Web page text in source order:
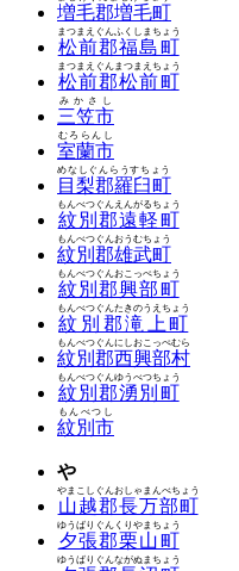
増毛郡増毛町
松前郡福島町
まつまえぐんふくしまちょう
松前郡松前町
まつまえぐんまつまえちょう
三笠市
みかさし
室蘭市
むろらんし
目梨郡羅臼町
めなしぐんらうすちょう
紋別郡遠軽町
もんべつぐんえんがるちょう
紋別郡雄武町
もんべつぐんおうむちょう
紋別郡興部町
もんべつぐんおこっぺちょう
紋別郡滝上町
もんべつぐんたきのうえちょう
紋別郡西興部村
もんべつぐんにしおこっぺむら
紋別郡湧別町
もんべつぐんゆうべつちょう
紋別市
もんべつし
や
山越郡長万部町
やまこしぐんおしゃまんべちょう
夕張郡栗山町
ゆうばりぐんくりやまちょう
ゆうばりぐんながぬまちょう